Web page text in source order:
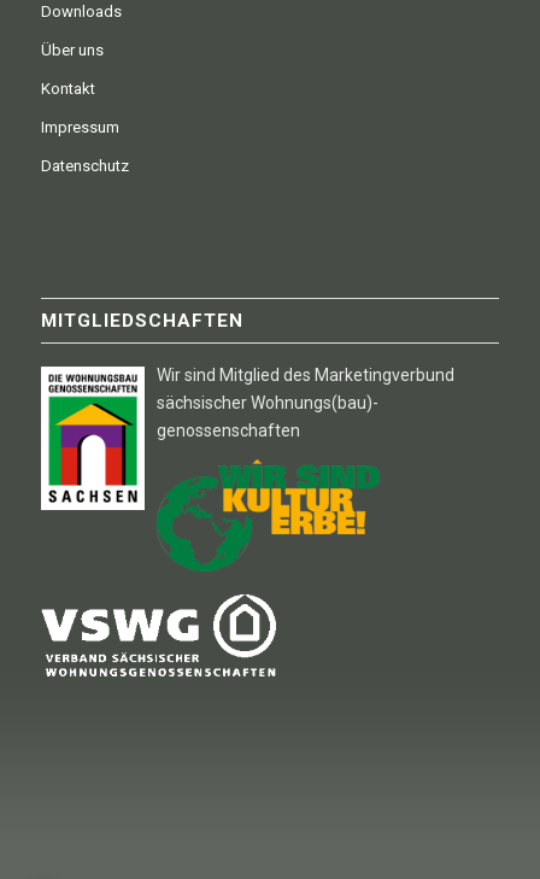
Downloads
Über uns
Kontakt
Impressum
Datenschutz
MITGLIEDSCHAFTEN
Wir sind Mitglied des Marketingverbund
sächsischer Wohnungs(bau)-
genossenschaften